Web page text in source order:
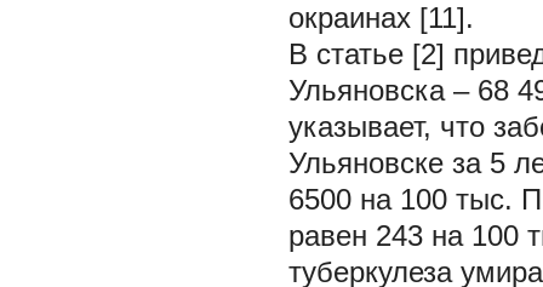
окраинах [11].
В статье [2]
Ульяновска – 68
указывает, что
Ульяновске за 5
6500 на 100 тыс.
равен 243 на 100
туберкулеза